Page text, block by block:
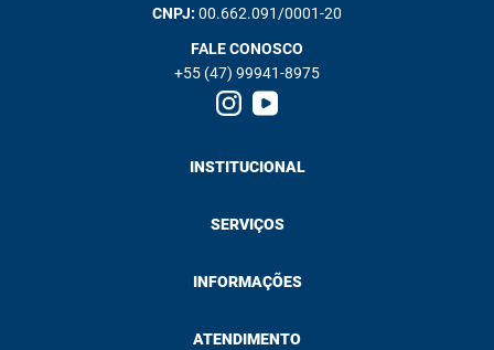
CNPJ: 00.662.091/0001-20
FALE CONOSCO
+55 (47) 99941-8975
INSTITUCIONAL
SERVIÇOS
INFORMAÇÕES
ATENDIMENTO